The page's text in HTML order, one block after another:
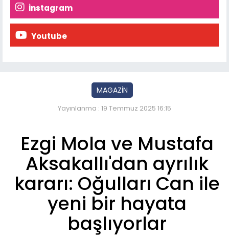
İnstagram
Youtube
MAGAZİN
Yayınlanma : 19 Temmuz 2025 16:15
Ezgi Mola ve Mustafa
Aksakallı'dan ayrılık
kararı: Oğulları Can ile
yeni bir hayata
başlıyorlar